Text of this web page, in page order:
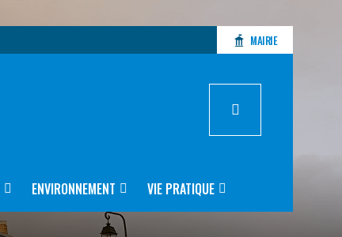
MAIRIE
ENVIRONNEMENT VIE PRATIQUE